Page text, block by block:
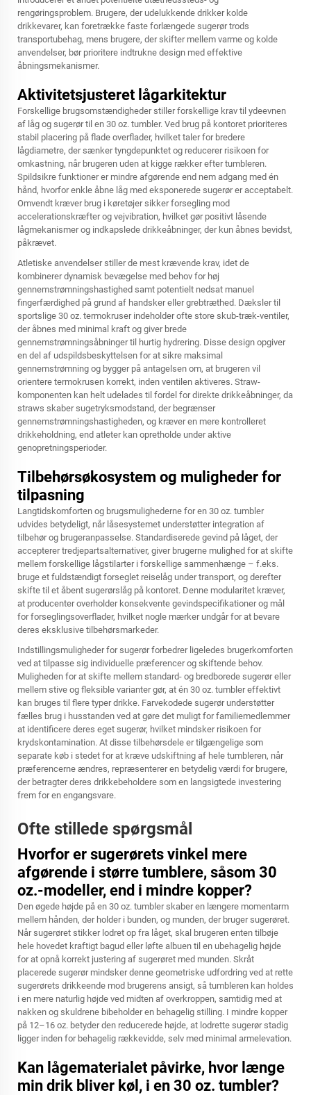
rengøringsproblem. Brugere, der udelukkende drikker kolde
drikkevarer, kan foretrække faste forlængede sugerør trods
transportubehag, mens brugere, der skifter mellem varme og kolde
anvendelser, bør prioritere indtrukne design med effektive
åbningsmekanismer.
Aktivitetsjusteret lågarkitektur
Forskellige brugsomstændigheder stiller forskellige krav til ydeevnen
af låg og sugerør til en 30 oz. tumbler. Ved brug på kontoret prioriteres
stabil placering på flade overflader, hvilket taler for bredere
lågdiametre, der sænker tyngdepunktet og reducerer risikoen for
omkastning, når brugeren uden at kigge rækker efter tumbleren.
Spildsikre funktioner er mindre afgørende end nem adgang med én
hånd, hvorfor enkle åbne låg med eksponerede sugerør er acceptabelt.
Omvendt kræver brug i køretøjer sikker forsegling mod
accelerationskræfter og vejvibration, hvilket gør positivt låsende
lågmekanismer og indkapslede drikkeåbninger, der kun åbnes bevidst,
påkrævet.
Atletiske anvendelser stiller de mest krævende krav, idet de
kombinerer dynamisk bevægelse med behov for høj
gennemstrømningshastighed samt potentielt nedsat manuel
fingerfærdighed på grund af handsker eller grebtræthed. Dæksler til
sportslige 30 oz. termokruser indeholder ofte store skub-træk-ventiler,
der åbnes med minimal kraft og giver brede
gennemstrømningsåbninger til hurtig hydrering. Disse design opgiver
en del af udspildsbeskyttelsen for at sikre maksimal
gennemstrømning og bygger på antagelsen om, at brugeren vil
orientere termokrusen korrekt, inden ventilen aktiveres. Straw-
komponenten kan helt udelades til fordel for direkte drikkeåbninger, da
straws skaber sugetryksmodstand, der begrænser
gennemstrømningshastigheden, og kræver en mere kontrolleret
drikkeholdning, end atleter kan opretholde under aktive
genopretningsperioder.
Tilbehørsøkosystem og muligheder for
tilpasning
Langtidskomforten og brugsmulighederne for en 30 oz. tumbler
udvides betydeligt, når låsesystemet understøtter integration af
tilbehør og brugeranpasselse. Standardiserede gevind på låget, der
accepterer tredjepartsalternativer, giver brugerne mulighed for at skifte
mellem forskellige lågstilarter i forskellige sammenhænge – f.eks.
bruge et fuldstændigt forseglet reiselåg under transport, og derefter
skifte til et åbent sugerørslåg på kontoret. Denne modularitet kræver,
at producenter overholder konsekvente gevindspecifikationer og mål
for forseglingsoverflader, hvilket nogle mærker undgår for at bevare
deres eksklusive tilbehørsmarkeder.
Indstillingsmuligheder for sugerør forbedrer ligeledes brugerkomforten
ved at tilpasse sig individuelle præferencer og skiftende behov.
Muligheden for at skifte mellem standard- og bredborede sugerør eller
mellem stive og fleksible varianter gør, at én 30 oz. tumbler effektivt
kan bruges til flere typer drikke. Farvekodede sugerør understøtter
fælles brug i husstanden ved at gøre det muligt for familiemedlemmer
at identificere deres eget sugerør, hvilket mindsker risikoen for
krydskontamination. At disse tilbehørsdele er tilgængelige som
separate køb i stedet for at kræve udskiftning af hele tumbleren, når
præferencerne ændres, repræsenterer en betydelig værdi for brugere,
der betragter deres drikkebeholdere som en langsigtede investering
frem for en engangsvare.
Ofte stillede spørgsmål
Hvorfor er sugerørets vinkel mere
afgørende i større tumblere, såsom 30
oz.-modeller, end i mindre kopper?
Den øgede højde på en 30 oz. tumbler skaber en længere momentarm
mellem hånden, der holder i bunden, og munden, der bruger sugerøret.
Når sugerøret stikker lodret op fra låget, skal brugeren enten tilbøje
hele hovedet kraftigt bagud eller løfte albuen til en ubehagelig højde
for at opnå korrekt justering af sugerøret med munden. Skråt
placerede sugerør mindsker denne geometriske udfordring ved at rette
sugerørets drikkeende mod brugerens ansigt, så tumbleren kan holdes
i en mere naturlig højde ved midten af overkroppen, samtidig med at
nakken og skuldrene bibeholder en behagelig stilling. I mindre kopper
på 12–16 oz. betyder den reducerede højde, at lodrette sugerør stadig
ligger inden for behagelig rækkevidde, selv med minimal armelevation.
Kan lågematerialet påvirke, hvor længe
min drik bliver køl, i en 30 oz. tumbler?